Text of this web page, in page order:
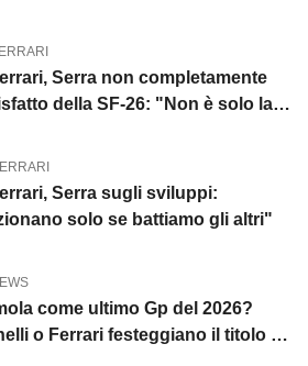
Serra non completamente
della SF-26: "Non è solo la
Serra sugli sviluppi:
solo se battiamo gli altri"
come ultimo Gp del 2026?
o Ferrari festeggiano il titolo in